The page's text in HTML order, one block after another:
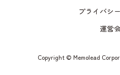
プライバシ
運営
Copyright © Memolead